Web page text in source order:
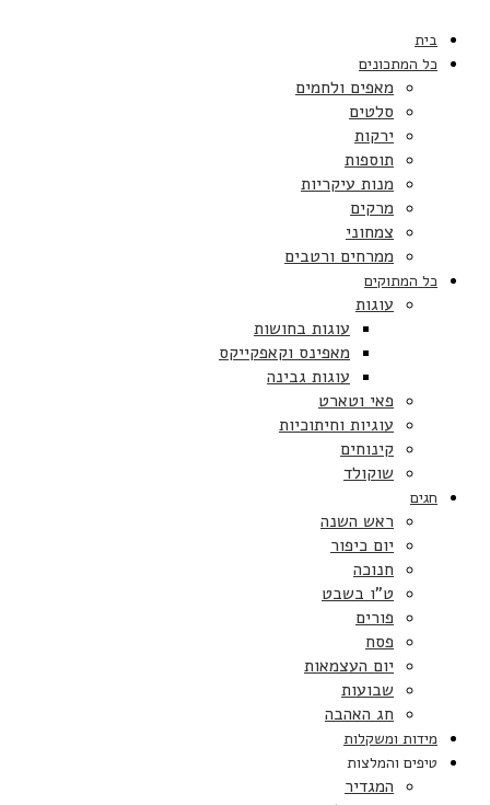
בית
כל המתכונים
מאפים ולחמים
סלטים
ירקות
תוספות
מנות עיקריות
מרקים
צמחוני
ממרחים ורטבים
כל המתוקים
עוגות
עוגות בחושות
מאפינס וקאפקייקס
עוגות גבינה
פאי וטארט
עוגיות וחיתוכיות
קינוחים
שוקולד
חגים
ראש השנה
יום כיפור
חנוכה
ט”ו בשבט
פורים
פסח
יום העצמאות
שבועות
חג האהבה
מידות ומשקלות
טיפים והמלצות
המגדיר